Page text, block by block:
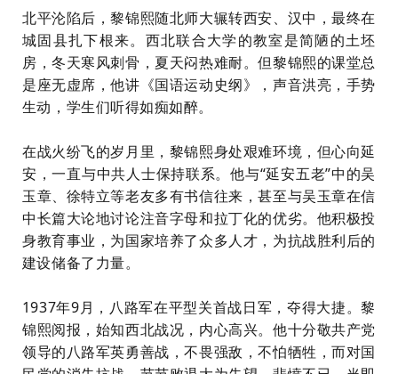
北平沦陷后，黎锦熙随北师大辗转西安、汉中，最终在
城固县扎下根来。西北联合大学的教室是简陋的土坯
房，冬天寒风刺骨，夏天闷热难耐。但黎锦熙的课堂总
是座无虚席，他讲《国语运动史纲》，声音洪亮，手势
生动，学生们听得如痴如醉。
在战火纷飞的岁月里，黎锦熙身处艰难环境，但心向延
安，一直与中共人士保持联系。他与“延安五老”中的吴
玉章、徐特立等老友多有书信往来，甚至与吴玉章在信
中长篇大论地讨论注音字母和拉丁化的优劣。他积极投
身教育事业，为国家培养了众多人才，为抗战胜利后的
建设储备了力量。
1937年9月，八路军在平型关首战日军，夺得大捷。黎
锦熙阅报，始知西北战况，内心高兴。他十分敬共产党
领导的八路军英勇善战，不畏强敌，不怕牺牲，而对国